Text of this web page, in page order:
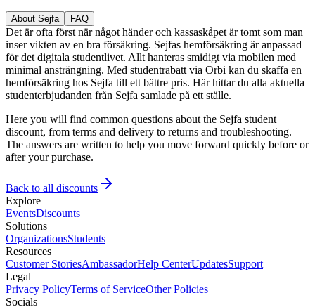
About Sejfa FAQ
Det är ofta först när något händer och kassaskåpet är tomt som man
inser vikten av en bra försäkring. Sejfas hemförsäkring är anpassad
för det digitala studentlivet. Allt hanteras smidigt via mobilen med
minimal ansträngning. Med studentrabatt via Orbi kan du skaffa en
hemförsäkring hos Sejfa till ett bättre pris. Här hittar du alla aktuella
studenterbjudanden från Sejfa samlade på ett ställe.
Here you will find common questions about the Sejfa student
discount, from terms and delivery to returns and troubleshooting.
The answers are written to help you move forward quickly before or
after your purchase.
Back to all discounts
Explore
EventsDiscounts
Solutions
OrganizationsStudents
Resources
Customer StoriesAmbassadorHelp CenterUpdatesSupport
Legal
Privacy PolicyTerms of ServiceOther Policies
Socials